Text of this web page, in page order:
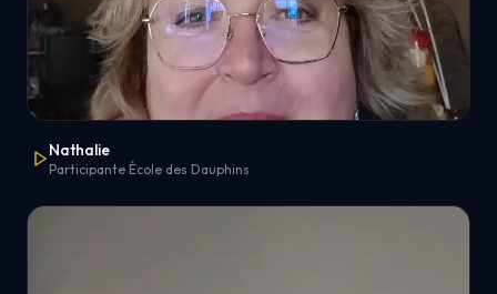
Nathalie
Participante École des Dauphins